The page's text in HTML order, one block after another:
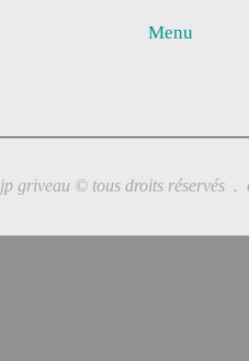
Menu
jp griveau © tous droits réservés .